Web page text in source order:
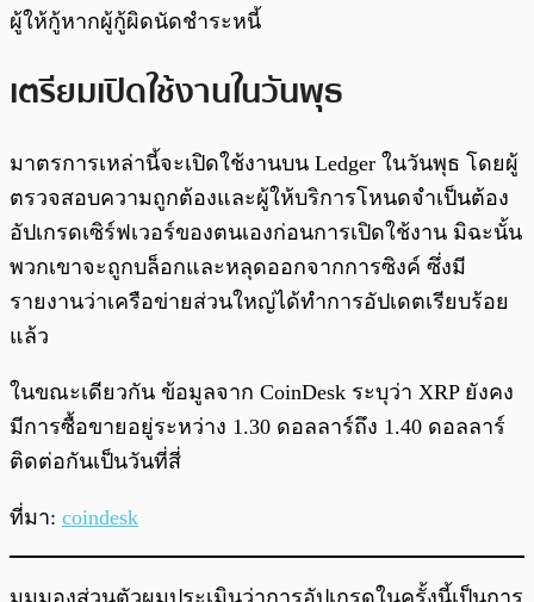
ผู้ให้กู้หากผู้กู้ผิดนัดชำระหนี้
เตรียมเปิดใช้งานในวันพุธ
มาตรการเหล่านี้จะเปิดใช้งานบน Ledger ในวันพุธ โดยผู้
ตรวจสอบความถูกต้องและผู้ให้บริการโหนดจำเป็นต้อง
อัปเกรดเซิร์ฟเวอร์ของตนเองก่อนการเปิดใช้งาน มิฉะนั้น
พวกเขาจะถูกบล็อกและหลุดออกจากการซิงค์ ซึ่งมี
รายงานว่าเครือข่ายส่วนใหญ่ได้ทำการอัปเดตเรียบร้อย
แล้ว
ในขณะเดียวกัน ข้อมูลจาก CoinDesk ระบุว่า XRP ยังคง
มีการซื้อขายอยู่ระหว่าง 1.30 ดอลลาร์ถึง 1.40 ดอลลาร์
ติดต่อกันเป็นวันที่สี่
ที่มา: coindesk